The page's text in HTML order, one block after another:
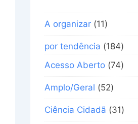
A organizar (11)
por tendência (184)
Acesso Aberto (74)
Amplo/Geral (52)
Ciência Cidadã (31)